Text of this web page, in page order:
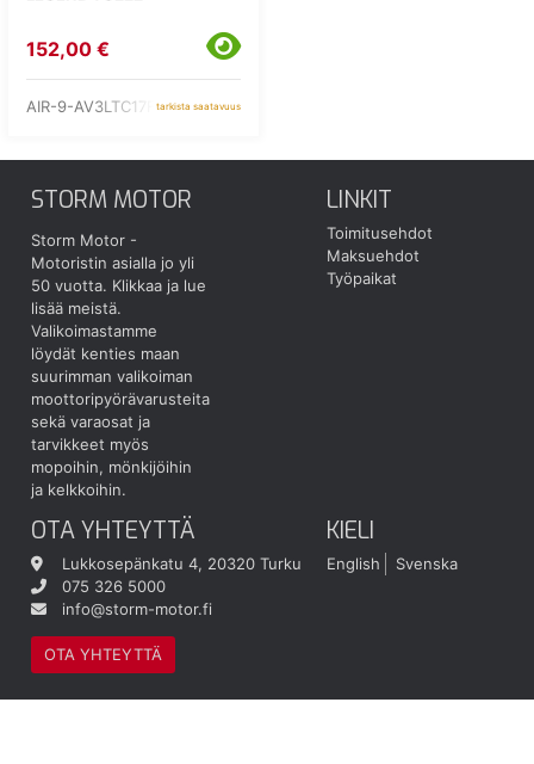
152,00 €
AIR-9-AV3LTC17F tarkista saatavuus
STORM MOTOR
Storm Motor -
Motoristin asialla jo yli
50 vuotta. Klikkaa ja lue
lisää meistä.
Valikoimastamme
löydät kenties maan
suurimman valikoiman
moottoripyörävarusteita
sekä varaosat ja
tarvikkeet myös
mopoihin, mönkijöihin
ja kelkkoihin.
LINKIT
Toimitusehdot
Maksuehdot
Työpaikat
OTA YHTEYTTÄ
Lukkosepänkatu 4, 20320 Turku
075 326 5000
info@storm-motor.fi
OTA YHTEYTTÄ
KIELI
English Svenska